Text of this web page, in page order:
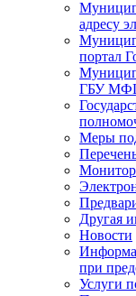
адресу
портал
ГБУ
Меры
Другая
Новости
при
Услуги